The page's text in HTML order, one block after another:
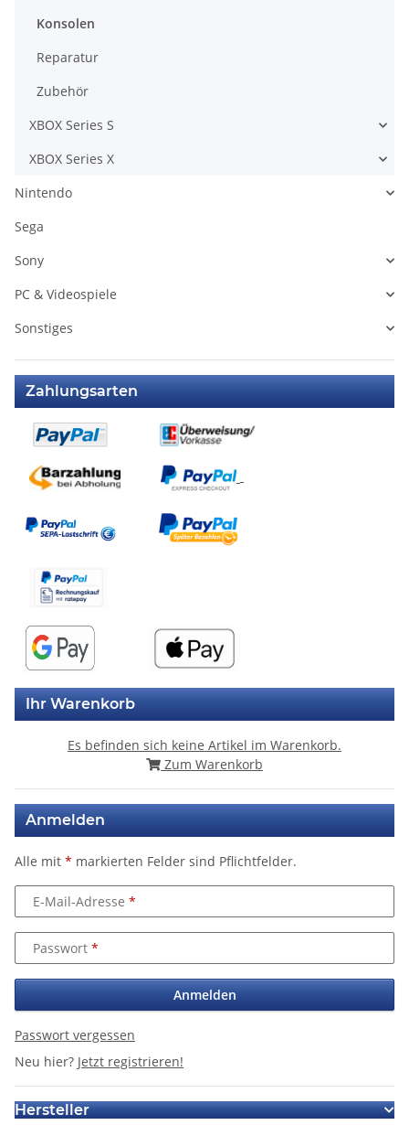
Konsolen
Reparatur
Zubehör
XBOX Series S
XBOX Series X
Nintendo
Sega
Sony
PC & Videospiele
Sonstiges
Zahlungsarten
Ihr Warenkorb
Es befinden sich keine Artikel im Warenkorb.
Zum Warenkorb
Anmelden
Alle mit * markierten Felder sind Pflichtfelder.
E-Mail-Adresse
Passwort
Anmelden
Passwort vergessen
Neu hier? Jetzt registrieren!
Hersteller